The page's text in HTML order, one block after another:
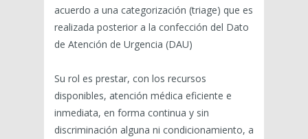
acuerdo a una categorización (triage) que es
realizada posterior a la confección del Dato
de Atención de Urgencia (DAU)
Su rol es prestar, con los recursos
disponibles, atención médica eficiente e
inmediata, en forma continua y sin
discriminación alguna ni condicionamiento, a